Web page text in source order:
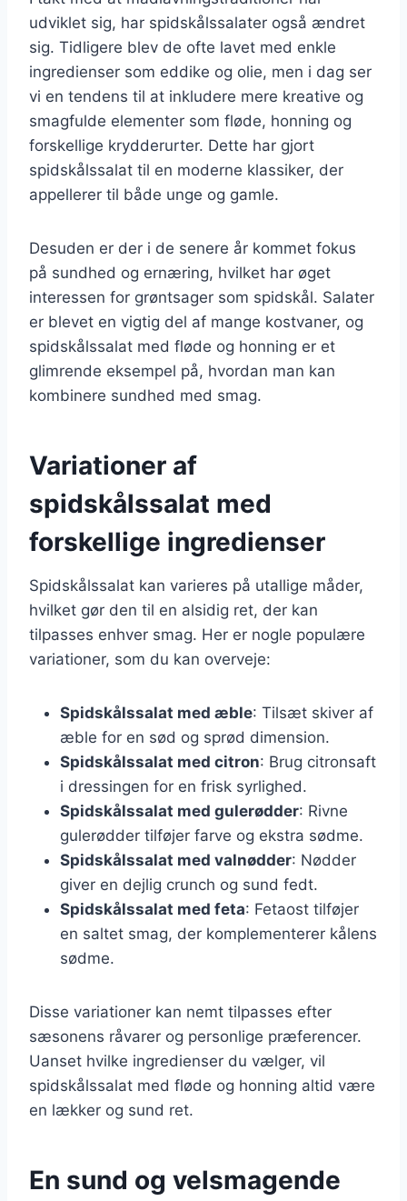
udviklet sig, har spidskålssalater også ændret
sig. Tidligere blev de ofte lavet med enkle
ingredienser som eddike og olie, men i dag ser
vi en tendens til at inkludere mere kreative og
smagfulde elementer som fløde, honning og
forskellige krydderurter. Dette har gjort
spidskålssalat til en moderne klassiker, der
appellerer til både unge og gamle.
Desuden er der i de senere år kommet fokus
på sundhed og ernæring, hvilket har øget
interessen for grøntsager som spidskål. Salater
er blevet en vigtig del af mange kostvaner, og
spidskålssalat med fløde og honning er et
glimrende eksempel på, hvordan man kan
kombinere sundhed med smag.
Variationer af
spidskålssalat med
forskellige ingredienser
Spidskålssalat kan varieres på utallige måder,
hvilket gør den til en alsidig ret, der kan
tilpasses enhver smag. Her er nogle populære
variationer, som du kan overveje:
Spidskålssalat med æble: Tilsæt skiver af
æble for en sød og sprød dimension.
Spidskålssalat med citron: Brug citronsaft
i dressingen for en frisk syrlighed.
Spidskålssalat med gulerødder: Rivne
gulerødder tilføjer farve og ekstra sødme.
Spidskålssalat med valnødder: Nødder
giver en dejlig crunch og sund fedt.
Spidskålssalat med feta: Fetaost tilføjer
en saltet smag, der komplementerer kålens
sødme.
Disse variationer kan nemt tilpasses efter
sæsonens råvarer og personlige præferencer.
Uanset hvilke ingredienser du vælger, vil
spidskålssalat med fløde og honning altid være
en lækker og sund ret.
En sund og velsmagende